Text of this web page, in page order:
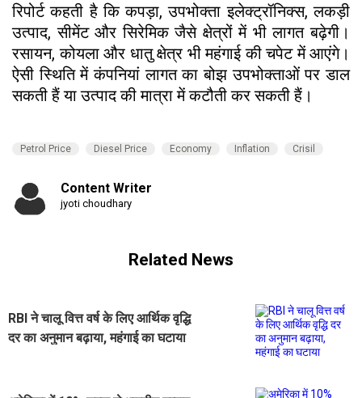
रिपोर्ट कहती है कि कपड़ा, उपभोक्ता इलेक्ट्रॉनिक्स, लकड़ी
उत्पाद, सीमेंट और सिरेमिक जैसे क्षेत्रों में भी लागत बढ़ेगी।
रसायन, कोयला और धातु क्षेत्र भी महंगाई की चपेट में आएंगे।
ऐसी स्थिति में कंपनियां लागत का बोझ उपभोक्ताओं पर डाल
सकती हैं या उत्पाद की मात्रा में कटौती कर सकती हैं।
Petrol Price Diesel Price Economy Inflation Crisil
Content Writer
jyoti choudhary
Related News
RBI ने चालू वित्त वर्ष के लिए आर्थिक वृद्धि
दर का अनुमान बढ़ाया, महंगाई का घटाया